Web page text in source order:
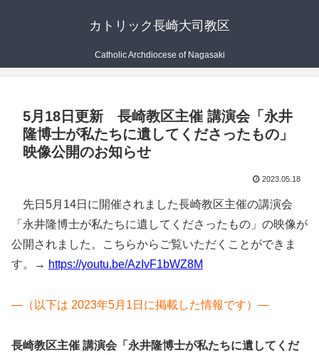
カトリック長崎大司教区
Catholic Archdiocese of Nagasaki
5月18日更新 長崎教区主催 講演会「永井
隆博士が私たちに遺してくださったもの」
映像公開のお知らせ
2023.05.18
先日5月14日に開催されました長崎教区主催の講演会
「永井隆博士が私たちに遺してくださったもの」の映像が
公開されました。こちらからご覧いただくことができま
す。→ https://youtu.be/AzIvF1bWZ8M
—（以下は 2023年5月1日に掲載した情報です）—
長崎教区主催 講演会「永井隆博士が私たちに遺してくだ